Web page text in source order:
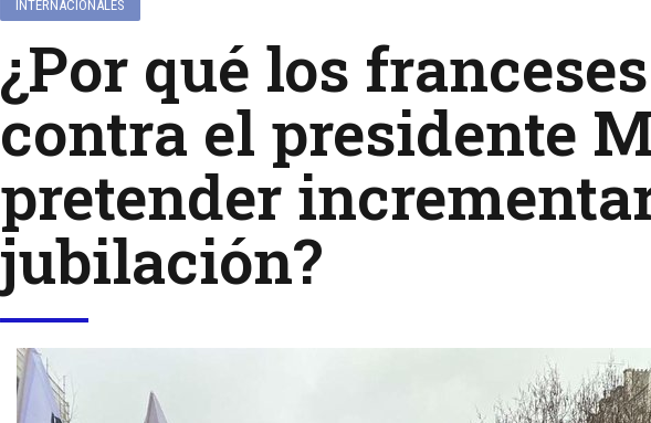
INTERNACIONALES
¿Por qué los
contra el presidente
pretender
jubilación?